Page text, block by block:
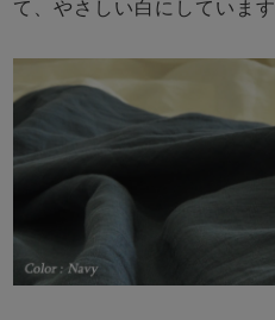
て、やさしい白にしています